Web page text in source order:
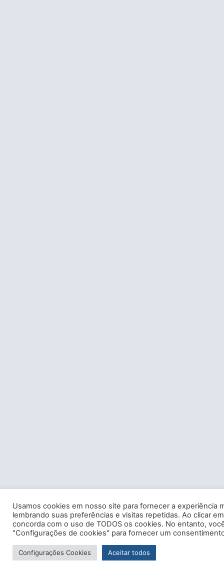
Usamos cookies em nosso site para fornecer a experiência
lembrando suas preferências e visitas repetidas. Ao clicar
concorda com o uso de TODOS os cookies. No entanto,
"Configurações de cookies" para fornecer um
Configurações Cookies Aceitar todos